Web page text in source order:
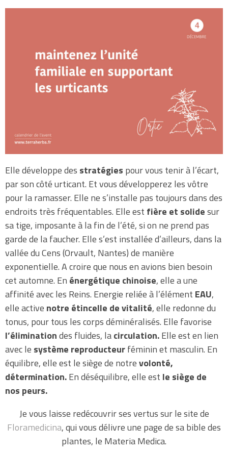
Elle développe des stratégies pour vous tenir à l’écart,
par son côté urticant. Et vous développerez les vôtre
pour la ramasser. Elle ne s’installe pas toujours dans des
endroits très fréquentables. Elle est fière et solidesur
sa tige, imposante à la fin de l’été, si on ne prend pas
garde de la faucher. Elle s’est installée d’ailleurs, dans la
vallée du Cens (Orvault, Nantes) de manière
exponentielle. A croire que nous en avions bien besoin
cet automne. En énergétique chinoise, elle a une
affinité avec les Reins. Energie reliée à l’élément EAU,
elle active notre étincelle de vitalité, elle redonne du
tonus, pour tous les corps déminéralisés. Elle favorise
l’éliminationdes fluides, lacirculation.Elle est en lien
avec le système reproducteurféminin et masculin. En
équilibre, elle est le siège de notrevolonté,
détermination.En déséquilibre, elle est le siège de
nos peurs.
Je vous laisse redécouvrir ses vertus sur le site de
Floramedicina, qui vous délivre une page de sa bible des
plantes, le Materia Medica.